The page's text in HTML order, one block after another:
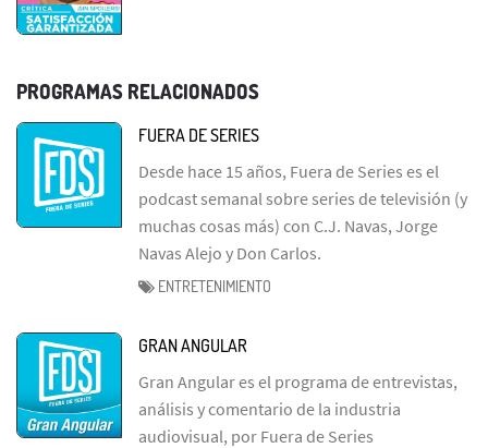
PROGRAMAS RELACIONADOS
FUERA DE SERIES
Desde hace 15 años, Fuera de Series es el
podcast semanal sobre series de televisión (y
muchas cosas más) con C.J. Navas, Jorge
Navas Alejo y Don Carlos.
ENTRETENIMIENTO
GRAN ANGULAR
Gran Angular es el programa de entrevistas,
análisis y comentario de la industria
audiovisual, por Fuera de Series